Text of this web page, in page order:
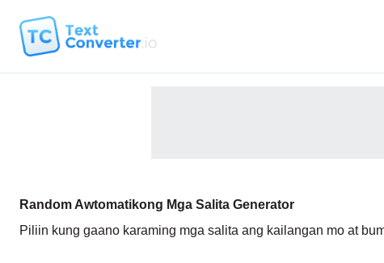
Random Awtomatikong Mga Salita Generator
Piliin kung gaano karaming mga salita ang kailangan mo at